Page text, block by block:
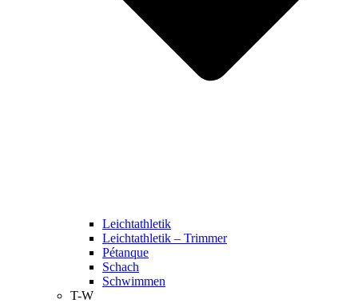
Leichtathletik
Leichtathletik – Trimmer
Pétanque
Schach
Schwimmen
T-W